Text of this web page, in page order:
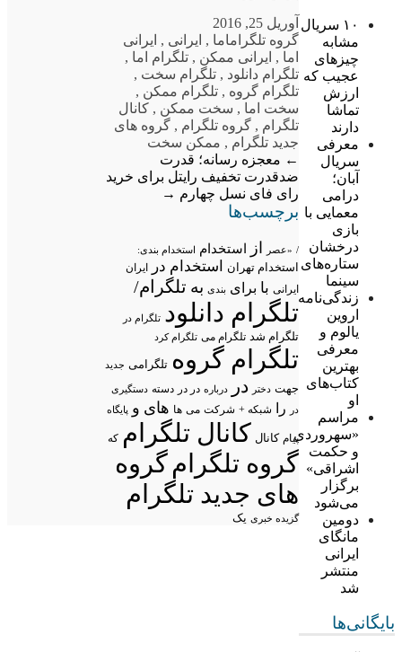
۱۰ سریال
مشابه
چیزهای
عجیب که
ارزش
تماشا
دارند
معرفی
سریال
آبان؛
درامی
معمایی با
بازی
درخشان
ستاره‌های
سینما
زندگی‌نامه
اروین
یالوم و
معرفی
بهترین
کتاب‌های
او
مراسم
«سهروردی
و حکمت
اشراقی»
برگزار
می‌شود
دومین
مانگای
ایرانی
منتشر
شد
بایگانی‌ها
آوریل 25, 2016
گروه تلگراماما , ایرانی , ایرانی
اما , ایرانی ممکن , تلگرام اما ,
تلگرام دانلود , تلگرام سخت ,
تلگرام گروه , تلگرام ممکن ,
سخت اما , سخت ممکن , کانال
تلگرام , گروه تلگرام , گروه های
جدید تلگرام , ممکن سخت
← معجزه رسانه؛ قدرت
ضدقدرت تخفیف رایتل برای خرید
رای فای نسل چهارم →
برچسب‌ها
/ «عصر از استخدام استخدام بندی:
استخدام تهران استخدام در ایران
ایرانی با برای بندی به تلگرام/
تلگرام دانلود تلگرام در
تلگرام شد تلگرام می تلگرام کرد
تلگرام گروه تلگرامی جدید
جهت دختر در درباره در در دسته دستگیری
در
را شبکه + شرکت می ها های و پایگاه
پیام کانال کانال تلگرام که
گروه تلگرامگروه
های جدید تلگرام
گزیده خبری یک